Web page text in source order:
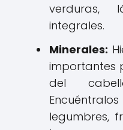
verduras,
integrales.
Minerales:
importantes
del
legumbres,